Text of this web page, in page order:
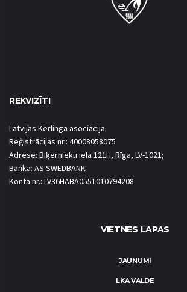
REKVIZĪTI
Latvijas Kērlinga asociācija
Reģistrācijas nr.: 40008058075
Adrese: Biķernieku iela 121H, Rīga, LV-1021;
Banka: AS SWEDBANK
Konta nr.: LV36HABA0551010794208
VIETNES LAPAS
JAUNUMI
LKA VALDE